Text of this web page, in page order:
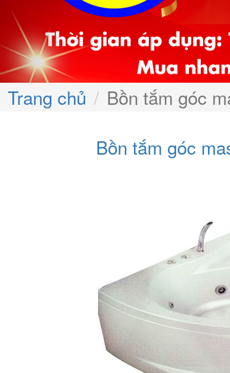
Trang chủ
Bồn tắm góc
Bồn tắm góc